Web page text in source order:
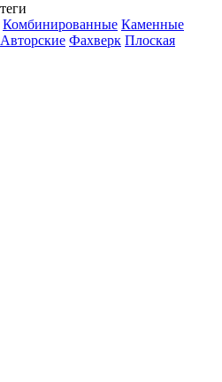
Комбинированные Каменные
Авторские Фахверк Плоская